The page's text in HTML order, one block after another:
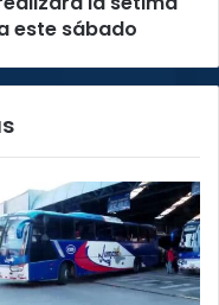
este sábado